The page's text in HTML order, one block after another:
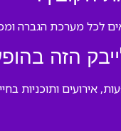
הזה
אירועים ותוכניות